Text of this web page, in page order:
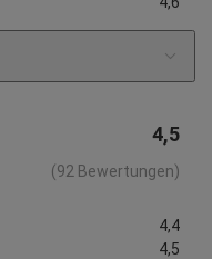
4,5
(92 Bewertungen)
4,4
4,5